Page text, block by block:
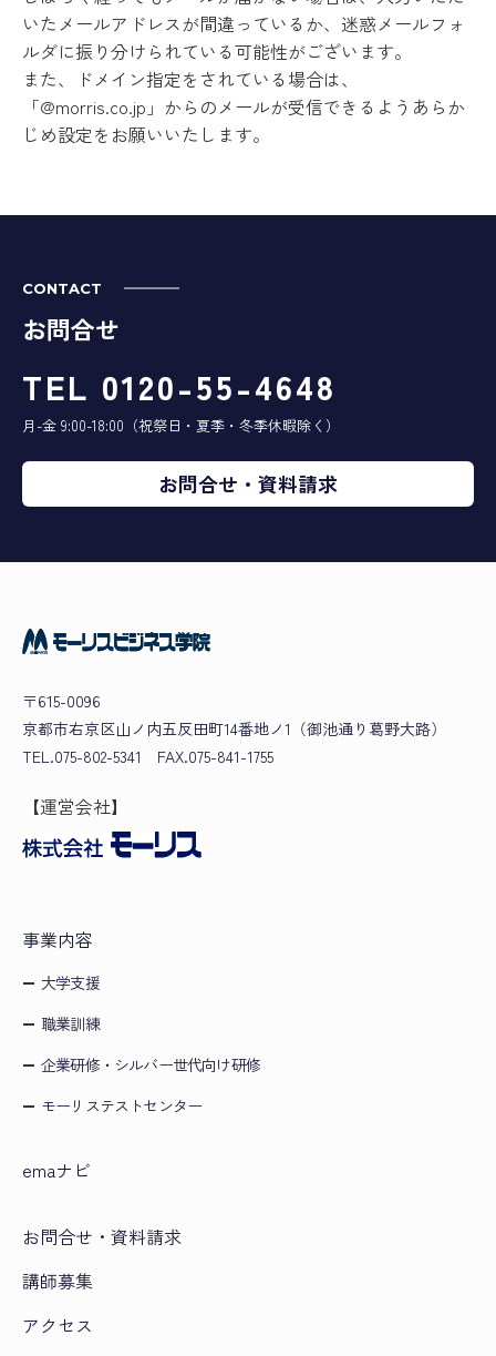
いたメールアドレスが間違っているか、迷惑メールフォ
ルダに振り分けられている可能性がございます。
また、ドメイン指定をされている場合は、
「@morris.co.jp」からのメールが受信できるようあらか
じめ設定をお願いいたします。
CONTACT
お問合せ
TEL 0120-55-4648
月-金 9:00-18:00（祝祭日・夏季・冬季休暇除く）
お問合せ・資料請求
〒615-0096
京都市右京区山ノ内五反田町14番地ノ1（御池通り葛野大路）
TEL.075-802-5341 FAX.075-841-1755
【運営会社】
事業内容
大学支援
職業訓練
企業研修・シルバー世代向け研修
モーリステストセンター
emaナビ
お問合せ・資料請求
講師募集
アクセス